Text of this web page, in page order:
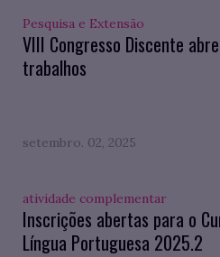
Pesquisa e Extensão
VIII Congresso Discente
trabalhos
setembro. 02, 2025
atividade complementar
Inscrições abertas para o
Língua Portuguesa 2025.2